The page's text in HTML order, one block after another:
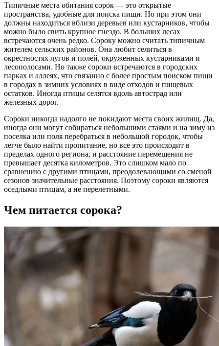
Типичные места обитания сорок — это открытые
пространства, удобные для поиска пищи. Но при этом они
должны находиться вблизи деревьев или кустарников, чтобы
можно было свить крупное гнездо. В больших лесах
встречаются очень редко. Сороку можно считать типичным
жителем сельских районов. Она любит селиться в
окрестностях лугов и полей, окруженных кустарниками и
лесополосами. Но также сороки встречаются в городских
парках и аллеях, что связанно с более простым поиском пищи
в городах в зимних условиях в виде отходов и пищевых
остатков. Иногда птицы селятся вдоль автострад или
железных дорог.
Сороки никогда надолго не покидают места своих жилищ. Да,
иногда они могут собираться небольшими стаями и на зиму из
поселка или поля перебраться в небольшой городок, чтобы
легче было найти пропитание, но все это происходит в
пределах одного региона, и расстояние перемещения не
превышает десятка километров. Это слишком мало по
сравнению с другими птицами, преодолевающими со сменой
сезонов значительные расстояния. Поэтому сороки являются
оседлыми птицам, а не перелетными.
Чем питается сорока?